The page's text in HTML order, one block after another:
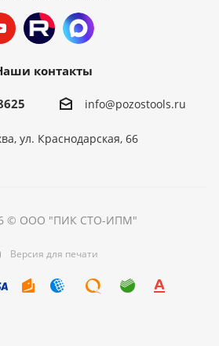
контакты
info@pozostools.ru
ул. Краснодарская, 66
© ООО "ПИК СТО-ИПМ"
Версия для печати